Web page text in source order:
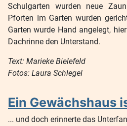
Schulgarten wurden neue
Pforten im Garten wurden
Garten wurde Hand angelegt,
Dachrinne den Unterstand.
Text: Marieke Bielefeld
Fotos: Laura Schlegel
Ein Gewächshaus
... und doch erinnerte das